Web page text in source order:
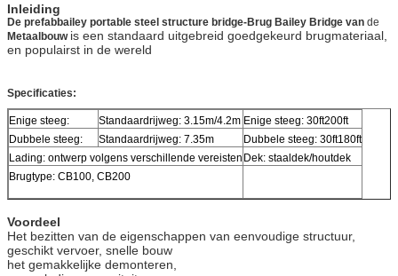
Inleiding
De prefabbailey portable steel structure bridge-Brug Bailey Bridge van de
Metaalbouw is een standaard uitgebreid goedgekeurd brugmateriaal,
en populairst in de wereld
Specificaties:
Enige steeg: Standaardrijweg: 3.15m/4.2m Enige steeg: 30ft200ft
Dubbele steeg:
Standaardrijweg: 7.35m
Dubbele steeg: 30ft180ft
Lading: ontwerp volgens verschillende vereisten Dek: staaldek/houtdek
Brugtype: CB100, CB200
Voordeel
Het bezitten van de eigenschappen van eenvoudige structuur,
geschikt vervoer, snelle bouw
het gemakkelijke demonteren,